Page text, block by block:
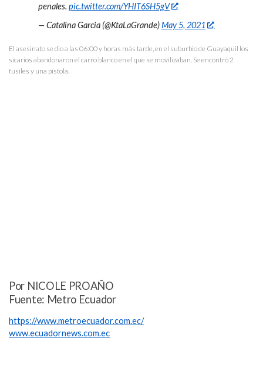
penales. pic.twitter.com/YHIT6SH5gV
— Catalina Garcia (@KtaLaGrande)May 5, 2021
El asesinato se dio a las 06:00 y horas más tarde, en el suburbio de Guayaquil los
sicarios abandonaron el carro blanco en el que se movilizaban. Se encontró 2
fusiles y una pistola.
Por NICOLE PROAÑO
Fuente: Metro Ecuador
https://www.metroecuador.com.ec/
www.ecuadornews.com.ec